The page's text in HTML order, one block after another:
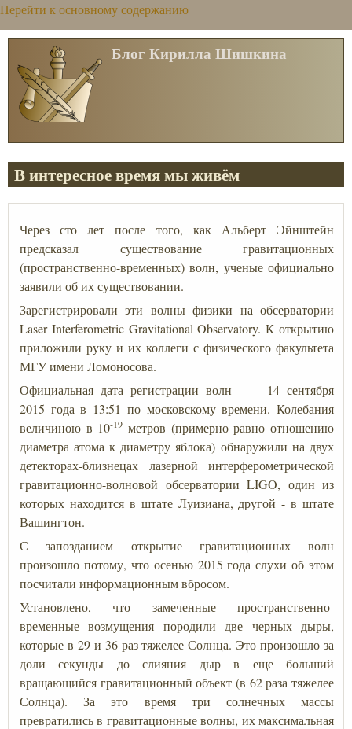
Перейти к основному содержанию
Блог Кирилла Шишкина
В интересное время мы живём
Через сто лет после того, как Альберт Эйнштейн
предсказал существование гравитационных
(пространственно-временных) волн, ученые официально
заявили об их существовании.
Зарегистрировали эти волны физики на обсерватории
Laser Interferometric Gravitational Observatory. К открытию
приложили руку и их коллеги с физического факультета
МГУ имени Ломоносова.
Официальная дата регистрации волн — 14 сентября
2015 года в 13:51 по московскому времени. Колебания
величиною в 10-19 метров (примерно равно отношению
диаметра атома к диаметру яблока) обнаружили на двух
детекторах-близнецах лазерной интерферометрической
гравитационно-волновой обсерватории LIGO, один из
которых находится в штате Луизиана, другой - в штате
Вашингтон.
С запозданием открытие гравитационных волн
произошло потому, что осенью 2015 года слухи об этом
посчитали информационным вбросом.
Установлено, что замеченные пространственно-
временные возмущения породили две черных дыры,
которые в 29 и 36 раз тяжелее Солнца. Это произошло за
доли секунды до слияния дыр в еще больший
вращающийся гравитационный объект (в 62 раза тяжелее
Солнца). За это время три солнечных массы
превратились в гравитационные волны, их максимальная